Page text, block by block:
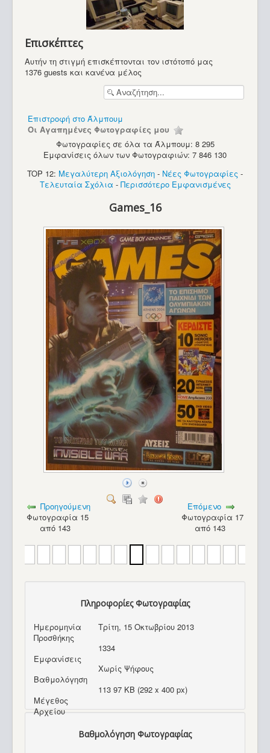
Υπολογιστές
PC - Turbo-X (286)
Επισκέπτες
Αυτήν τη στιγμή επισκέπτονται τον ιστότοπό μας
1376 guests και κανένα μέλος
Επιστροφή στο Άλμπουμ
Οι Αγαπημένες Φωτογραφίες μου
Φωτογραφίες σε όλα τα Άλμπουμ: 8 295
Εμφανίσεις όλων των Φωτογραφιών: 7 846 130
TOP 12: Μεγαλύτερη Αξιολόγηση - Νέες Φωτογραφίες -
Τελευταία Σχόλια - Περισσότερο Εμφανισμένες
Games_16
Προηγούμενη
Φωτογραφία 15
από 143
Επόμενο
Φωτογραφία 17
από 143
Πληροφορίες Φωτογραφίας
Ημερομηνία
Προσθήκης
Τρίτη, 15 Οκτωβρίου 2013
Εμφανίσεις
1334
Βαθμολόγηση
Χωρίς Ψήφους
Μέγεθος
Αρχείου
113 97 KB (292 x 400 px)
Βαθμολόγηση Φωτογραφίας